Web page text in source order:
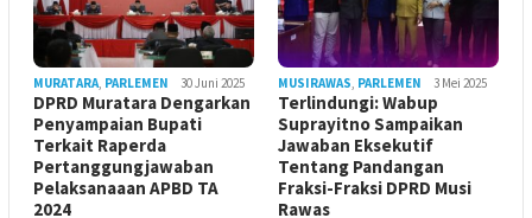
MURATARA, PARLEMEN 30 Juni 2025
DPRD Muratara Dengarkan
Penyampaian Bupati
Terkait Raperda
Pertanggungjawaban
Pelaksanaaan APBD TA
2024
MUSIRAWAS, PARLEMEN 3 Mei 2025
Terlindungi: Wabup
Suprayitno Sampaikan
Jawaban Eksekutif
Tentang Pandangan
Fraksi-Fraksi DPRD Musi
Rawas